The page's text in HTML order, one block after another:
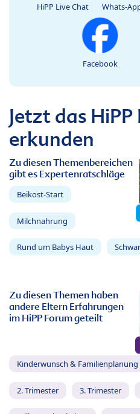
HiPP Live Chat Whats-
Facebook
Jetzt das
erkunden
Zu diesen Themenbereichen
gibt es Expertenratschläge
Beikost-Start
Milchnahrung
Rund um Babys Haut
Zu diesen Themen haben
andere Eltern Erfahrungen
im HiPP Forum geteilt
Kinderwunsch & Familienplanung
2. Trimester 3. Trimester